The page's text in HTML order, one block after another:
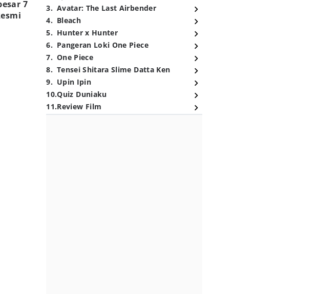
7
3. Avatar: The Last Airbender
4. Bleach
5. Hunter x Hunter
6. Pangeran Loki One Piece
7. One Piece
8. Tensei Shitara Slime Datta Ken
9. Upin Ipin
10.Quiz Duniaku
11.Review Film